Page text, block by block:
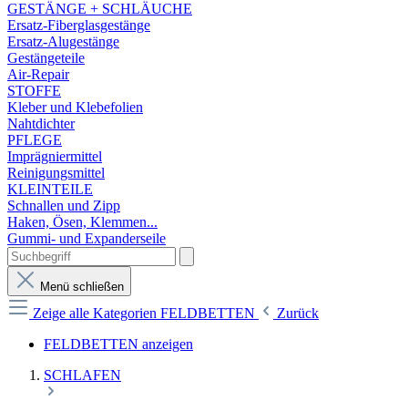
GESTÄNGE + SCHLÄUCHE
Ersatz-Fiberglasgestänge
Ersatz-Alugestänge
Gestängeteile
Air-Repair
STOFFE
Kleber und Klebefolien
Nahtdichter
PFLEGE
Imprägniermittel
Reinigungsmittel
KLEINTEILE
Schnallen und Zipp
Haken, Ösen, Klemmen...
Gummi- und Expanderseile
Menü schließen
Zeige alle Kategorien FELDBETTEN
Zurück
FELDBETTEN anzeigen
SCHLAFEN